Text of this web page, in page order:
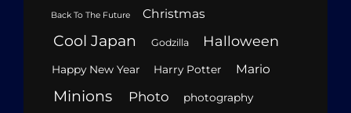
Back To The Future Christmas
Cool Japan Godzilla Halloween
Happy New Year Harry Potter Mario
Minions Photo photography